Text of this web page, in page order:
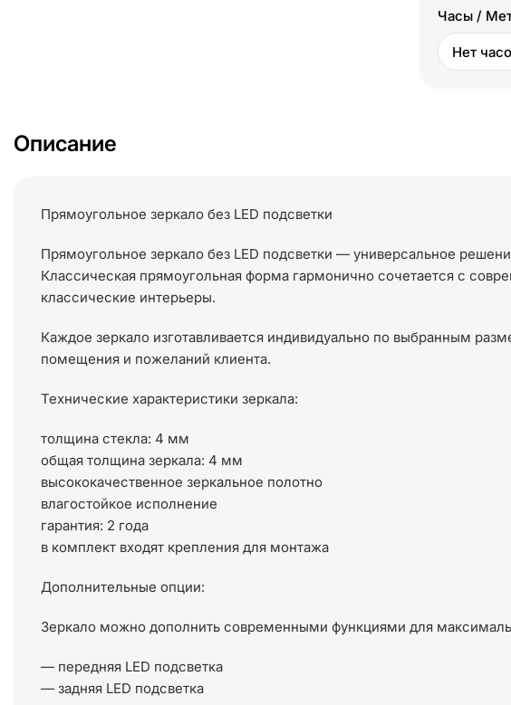
Часы /
Нет
Описание
Прямоугольное зеркало без LED подсветки
Прямоугольное зеркало без LED подсветки — универсальное
Классическая прямоугольная форма гармонично сочетается с
классические интерьеры.
Каждое зеркало изготавливается индивидуально по выбранным
помещения и пожеланий клиента.
Технические характеристики зеркала:
толщина стекла: 4 мм
общая толщина зеркала: 4 мм
высококачественное зеркальное полотно
влагостойкое исполнение
гарантия: 2 года
в комплект входят крепления для монтажа
Дополнительные опции:
Зеркало можно дополнить современными функциями для
— передняя LED подсветка
— задняя LED подсветка